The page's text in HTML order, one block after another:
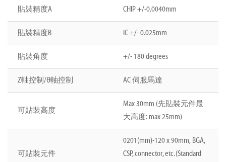
貼裝精度A CHIP +/-0.0040mm
貼裝精度B IC +/- 0.025mm
貼裝角度 +/- 180 degrees
Z軸控制/θ軸控制 AC 伺服馬達
可貼裝高度
Max 30mm (先貼裝元件最
大高度: max 25mm)
可貼裝元件
0201(mm)-120 x 90mm, BGA,
CSP, connector, etc. (Standard